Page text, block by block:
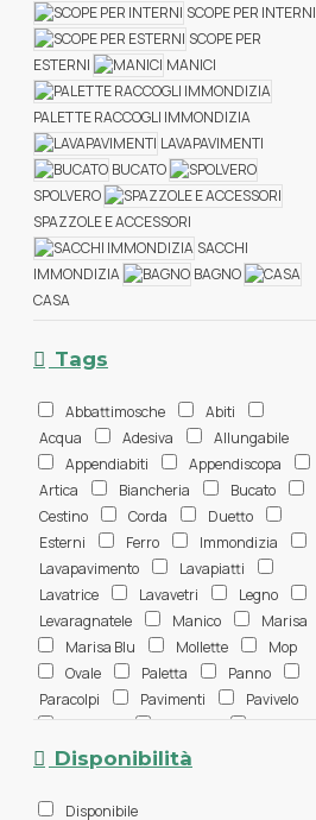
SCOPE PER INTERNI
SCOPE PER
ESTERNI
MANICI
PALETTE RACCOGLI IMMONDIZIA
LAVAPAVIMENTI
BUCATO
SPOLVERO
SPAZZOLE E ACCESSORI
SACCHI
IMMONDIZIA
BAGNO
CASA
Tags
Abbattimosche
Abiti
Acqua
Adesiva
Allungabile
Appendiabiti
Appendiscopa
Artica
Biancheria
Bucato
Cestino
Corda
Duetto
Esterni
Ferro
Immondizia
Lavapavimento
Lavapiatti
Lavatrice
Lavavetri
Legno
Levaragnatele
Manico
Marisa
Marisa Blu
Mollette
Mop
Ovale
Paletta
Panno
Paracolpi
Pavimenti
Pavivelo
Polvere
Pulitermo
Ricambio
Disponibilità
Disponibile